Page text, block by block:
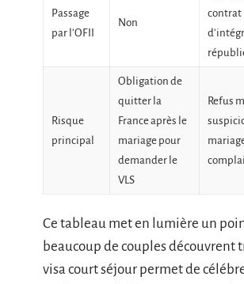
Passage
par l’OFII
Non
contrat
Risque
principal
Obligation de
quitter la
France après le
mariage pour
demander le
VLS
Refus
Ce tableau met en lumière un
beaucoup de couples découvrent
visa court séjour permet de